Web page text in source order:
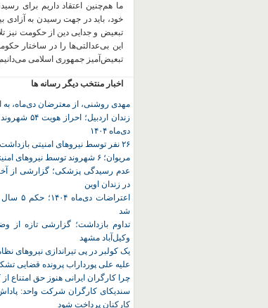
ما هم‌چنین اعتقاد داریم برای
خود، باید در جهت رسیدن به آزادی
تبعیض و جدایی دین از حکومت نیز
این بی‌عدالتی‌ها را در ساختار
تبعیض‌آمیز جمهوری اسلامی
اخبار منتخب دیگر رسانه ها
مهدی روشنی، از معترضان دی‌ماه،
زندان
دی‌ماه ۱۴۰۴
۲۶ نفر توسط نیروهای امنیتی بازداشت شدند
مریوان؛ ۶ شهروند توسط نیروهای امنیتی بازداشت شدند
عدم رسیدگی پزشکی؛ گزارشی از
در زندان اوین
شد
تداوم بازداشت؛ گزارشی تازه از
وکیل‌آباد مشهد
یک کولبر در پی تیراندازی نیروهای
علیه علی پورداراب پرونده قضایی
چرا کارگران ایرانی هنوز حق امتناع از
سندیکای کارگران شرکت واحد:
کارکنان پرداخت شود